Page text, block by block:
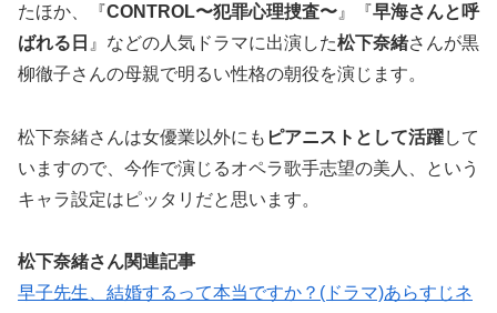
たほか、『CONTROL〜犯罪心理捜査〜 』『早海さんと呼
ばれる日 』などの人気ドラマに出演した松下奈緒さんが黒
柳徹子さんの母親で明るい性格の朝役を演じます。
松下奈緒さんは女優業以外にも ピアニストとして活躍して
いますので、今作で演じるオペラ歌手志望の美人、という
キャラ設定はピッタリだと思います。
松下奈緒さん関連記事
早子先生、結婚するって本当ですか？(ドラマ)あらすじネ